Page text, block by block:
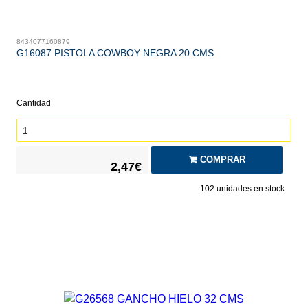
8434077160879
G16087 PISTOLA COWBOY NEGRA 20 CMS
Cantidad
2,47€
COMPRAR
102 unidades en stock